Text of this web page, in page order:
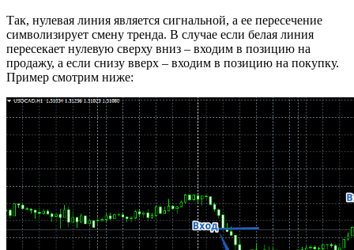
Так, нулевая линия является сигнальной, а ее пересечение
символизирует смену тренда. В случае если белая линия
пересекает нулевую сверху вниз – входим в позицию на
продажу, а если снизу вверх – входим в позицию на покупку.
Пример смотрим ниже: